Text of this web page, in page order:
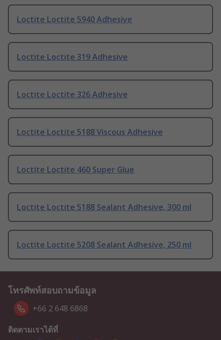
Loctite Loctite 5940 Adhesive
Loctite Loctite 319 Adhesive
Loctite Loctite 326 Adhesive
Loctite Loctite 5188 Viscous Adhesive
Loctite Loctite 460 Super Glue
Loctite Loctite 5188 Sealant Adhesive, 300 ml
Loctite Loctite 5208 Sealant Adhesive, 250 ml
โทรศัพท์สอบถามข้อมูล
+66 2 648 6868
ติดตามเราได้ที่